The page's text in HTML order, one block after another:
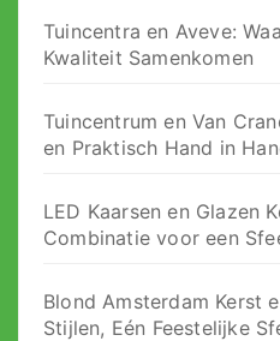
Tuincentra en Aveve:
Kwaliteit Samenkomen
Tuincentrum en Van
en Praktisch Hand in
LED Kaarsen en Glazen
Combinatie voor een
Blond Amsterdam Kerst
Stijlen, Eén Feestelijke